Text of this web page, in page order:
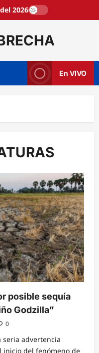
2026
En VIVO
posible sequía
Godzilla”
0
seria advertencia
inicio del fenómeno de